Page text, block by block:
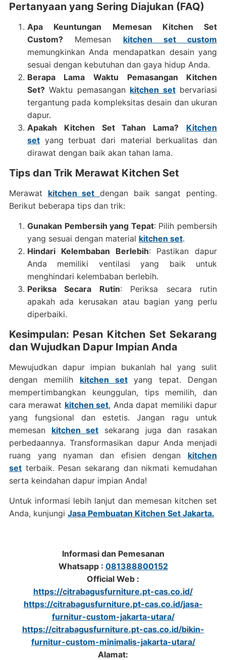
Pertanyaan yang Sering Diajukan (FAQ)
Apa Keuntungan Memesan Kitchen Set
Custom?Memesan kitchen set custom
memungkinkan Anda mendapatkan desain yang
sesuai dengan kebutuhan dan gaya hidup Anda.
Berapa Lama Waktu Pemasangan Kitchen
Set?Waktu pemasangan kitchen setbervariasi
tergantung pada kompleksitas desain dan ukuran
dapur.
Apakah Kitchen Set Tahan Lama?
Kitchen
setyang terbuat dari material berkualitas dan
dirawat dengan baik akan tahan lama.
Tips dan Trik Merawat Kitchen Set
Merawat kitchen set dengan baik sangat penting.
Berikut beberapa tips dan trik:
Gunakan Pembersih yang Tepat: Pilih pembersih
yang sesuai dengan material kitchen set.
Hindari Kelembaban Berlebih: Pastikan dapur
Anda memiliki ventilasi yang baik untuk
menghindari kelembaban berlebih.
Periksa Secara Rutin: Periksa secara rutin
apakah ada kerusakan atau bagian yang perlu
diperbaiki.
Kesimpulan: Pesan Kitchen Set Sekarang
dan Wujudkan Dapur Impian Anda
Mewujudkan dapur impian bukanlah hal yang sulit
dengan memilih kitchen setyang tepat. Dengan
mempertimbangkan keunggulan, tips memilih, dan
cara merawat kitchen set, Anda dapat memiliki dapur
yang fungsional dan estetis. Jangan ragu untuk
memesan kitchen set sekarang juga dan rasakan
perbedaannya. Transformasikan dapur Anda menjadi
ruang yang nyaman dan efisien dengan kitchen
setterbaik. Pesan sekarang dan nikmati kemudahan
serta keindahan dapur impian Anda!
Untuk informasi lebih lanjut dan memesan kitchen set
Anda, kunjungi Jasa Pembuatan Kitchen Set Jakarta.
Informasi dan Pemesanan
Whatsapp : 081388800152
Official Web :
https://citrabagusfurniture.pt-cas.co.id/
https://citrabagusfurniture.pt-cas.co.id/jasa-
furnitur-custom-jakarta-utara/
https://citrabagusfurniture.pt-cas.co.id/bikin-
furnitur-custom-minimalis-jakarta-utara/
Alamat: